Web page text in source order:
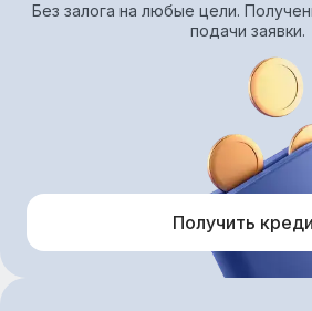
Без залога на любые цели.
подачи заявки.
Получить